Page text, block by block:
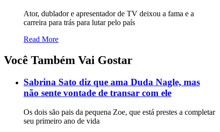
Ator, dublador e apresentador de TV deixou a fama e a
carreira para trás para lutar pelo país
Read More
Você Também Vai Gostar
Sabrina Sato diz que ama Duda Nagle, mas
não sente vontade de transar com ele
Os dois são pais da pequena Zoe, que está prestes a completar
seu primeiro ano de vida